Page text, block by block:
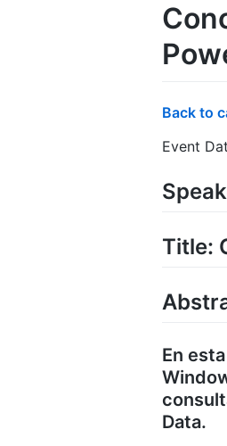
Back to
Event
Title:
En
Data.